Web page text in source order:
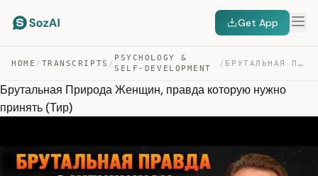
Get App
HOME / TRANSCRIPTS /
PSYCHOLOGY &
SELF-DEVELOPMENT
/ БРУТАЛЬНАЯ ПРИРОДА ЖЕНЩИН, ПРАВДА КОТОРУЮ НУЖНО ПРИНЯТЬ… — TRANSCRIPT
Брутальная Природа Женщин, правда которую нужно
принять (Тир)